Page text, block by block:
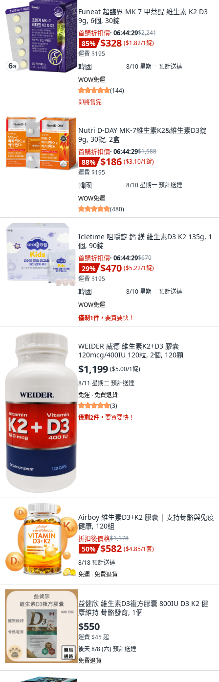
Funeat 超臨界 MK 7 甲萘醌 維生素 K2 D3
9g, 6個, 30錠
首購折扣價· 06:44:28$2,241
85% $328 ($1.82/1錠)
運費 $195
韓國 8/10 星期一預計送達
WOW免運
(144)
即將售完
Nutri D-DAY MK-7維生素K2&維生素D3錠
9g, 30錠, 2盒
首購折扣價· 06:44:28$1,588
88% $186 ($3.10/1錠)
運費 $195
韓國 8/10 星期一預計送達
WOW免運
(480)
Icletime 咀嚼錠 鈣 鎂 維生素D3 K2 135g, 1
個, 90錠
首購折扣價· 06:44:28$670
29% $470 ($5.22/1錠)
運費 $195
韓國 8/10 星期一預計送達
WOW免運
僅剩1件， 要買要快！
WEIDER 威德 維生素K2+D3 膠囊
120mcg/400IU 120粒, 2個, 120顆
$1,199 ($5.00/1錠)
8/11 星期二預計送達
免運 ∙ 免費退貨
(3)
僅剩2件， 要買要快！
Airboy 維生素D3+K2 膠囊 | 支持骨骼與免疫
健康, 120組
折扣後價格$1,178
50% $582 ($4.85/1套)
8/18預計送達
免運 ∙ 免費退貨
益健欣 維生素D3複方膠囊 800IU D3 K2 健
康維持 骨骼發育, 1個
$550
運費 $45 起
後天 8/8 (六) 預計送達
免費退貨